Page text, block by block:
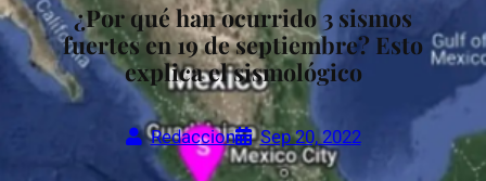
¿Por qué han ocurrido 3 sismos
fuertes en 19 de septiembre? Esto
explica el sismológico
Redaccion Sep 20, 2022